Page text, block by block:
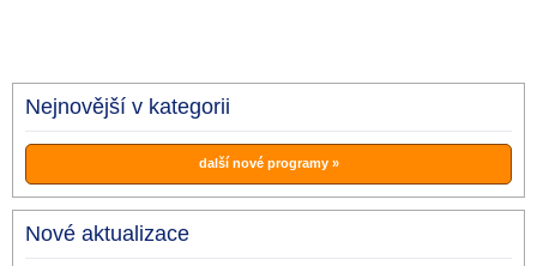
Nejnovější v kategorii
další nové programy »
Nové aktualizace